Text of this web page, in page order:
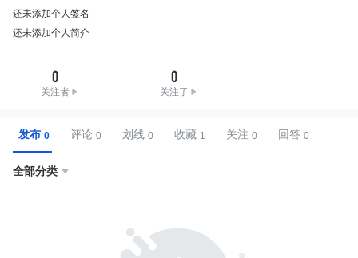
还未添加个人签名
还未添加个人简介
0
关注者
0
关注了
发布 评论 划线 收藏 关注 回答
全部分类 